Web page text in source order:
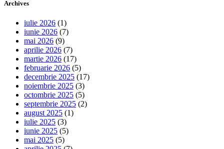
Archives
iulie 2026 (1)
iunie 2026 (7)
mai 2026 (9)
aprilie 2026 (7)
martie 2026 (17)
februarie 2026 (5)
decembrie 2025 (17)
noiembrie 2025 (3)
octombrie 2025 (5)
septembrie 2025 (2)
august 2025 (1)
iulie 2025 (3)
iunie 2025 (5)
mai 2025 (5)